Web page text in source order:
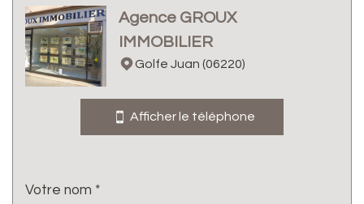
Bar
Collège
École maternelle
École primaire
Bureau de poste
Agence GROUX
IMMOBILIER
Golfe Juan (06220)
Afficher le téléphone